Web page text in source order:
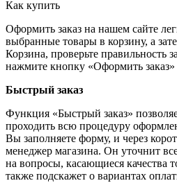
Как купить
Оформить заказ на нашем сайте
выбранные товары в корзину, а
Корзина, проверьте правильность
нажмите кнопку «Оформить
Быстрый заказ
Функция «Быстрый заказ»
проходить всю процедуру
Вы заполняете форму, и через
менеджер магазина. Он уточнит
на вопросы, касающиеся качества
также подскажет о вариантах